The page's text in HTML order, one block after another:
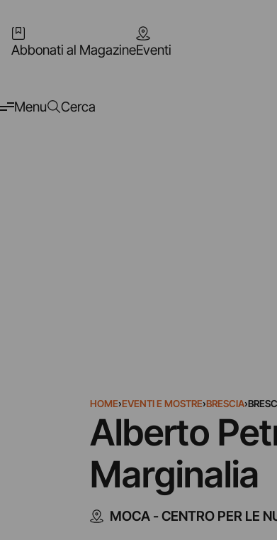
Abbonati al MagazineEventi
Menu Cerca
HOME›EVENTI E MOSTRE›BRESCIA›
Alberto
Marginalia
MOCA - CENTRO PER LE